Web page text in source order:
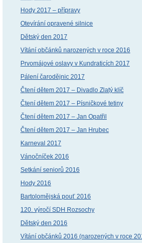
Hody 2017 – přípravy
Otevírání opravené silnice
Dětský den 2017
Vítání občánků narozených v roce 2016
Prvomájové oslavy v Kundraticích 2017
Pálení čarodějnic 2017
Čtení dětem 2017 – Divadlo Zlatý klíč
Čtení dětem 2017 – Písničkové tetiny
Čtení dětem 2017 – Jan Opatřil
Čtení dětem 2017 – Jan Hrubec
Karneval 2017
Vánočníček 2016
Setkání seniorů 2016
Hody 2016
Bartolomějská pouť 2016
120. výročí SDH Rozsochy
Dětský den 2016
Vítání občánků 2016 (narozených v roce